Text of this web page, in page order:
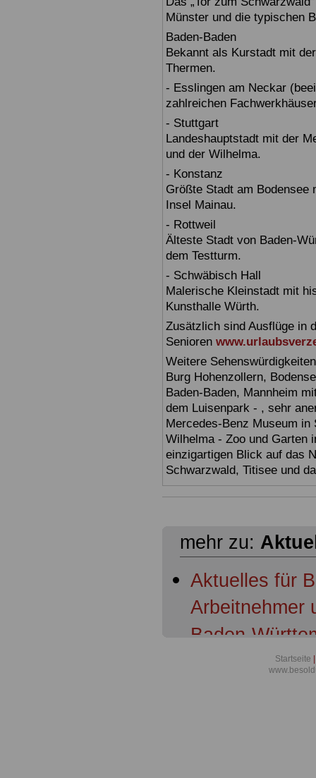
Münster und die typischen
Baden-Baden
Bekannt als Kurstadt mit
Thermen.
- Esslingen am Neckar
zahlreichen
- Stuttgart
Landeshauptstadt mit der
und der Wilhelma.
- Konstanz
Größte Stadt am Bodensee
Insel Mainau.
- Rottweil
Älteste Stadt von Baden-
dem Testturm.
- Schwäbisch Hall
Malerische Kleinstadt mit
Kunsthalle Würth.
Zusätzlich sind Ausflüge in
Senioren
Weitere
Burg Hohenzollern,
Baden-Baden, Mannheim
dem Luisenpark - , sehr
Mercedes-Benz Museum
Wilhelma - Zoo und Garten
einzigartigen Blick auf das
Schwarzwald, Titisee und
mehr zu:
Aktuelles für
Arbeitnehmer
Baden-
Baden- Startseite